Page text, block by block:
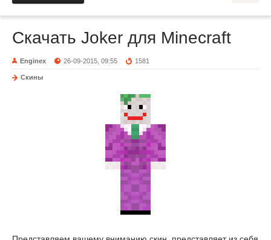
Скачать Joker для Minecraft
Enginex 26-09-2015, 09:55 1581
Скины